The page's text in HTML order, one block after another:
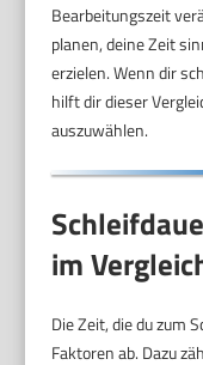
Bearbeitungszeit
planen, deine Zeit
erzielen. Wenn dir
hilft dir dieser
auszuwählen.
im
Die Zeit, die du zum
Faktoren ab. Dazu